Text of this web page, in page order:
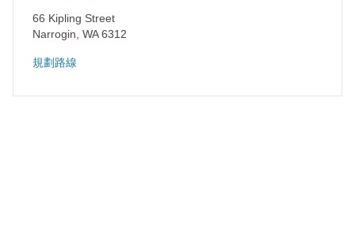
66 Kipling Street
Narrogin WA6312
規劃路線